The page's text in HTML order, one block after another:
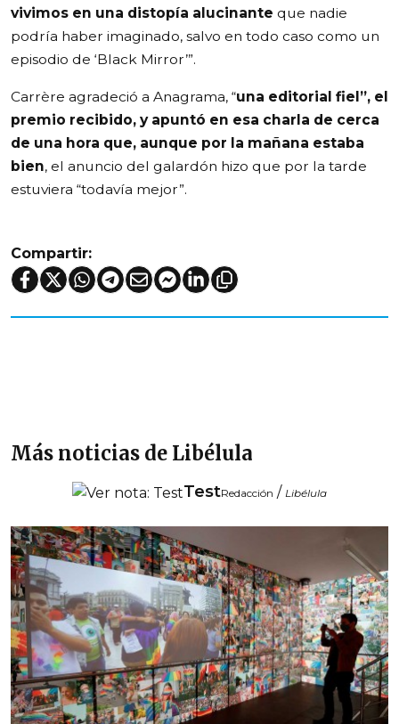
vivimos en una distopía alucinante que nadie
podría haber imaginado, salvo en todo caso como un
episodio de ‘Black Mirror’”.
Carrère agradeció a Anagrama, “una editorial fiel”, el
premio recibido, y apuntó en esa charla de cerca
de una hora que, aunque por la mañana estaba
bien, el anuncio del galardón hizo que por la tarde
estuviera “todavía mejor”.
Compartir:
Más noticias de Libélula
TestRedacción / Libélula